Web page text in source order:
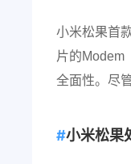
小米松果首
片的Modem
全面性。尽
小米松果